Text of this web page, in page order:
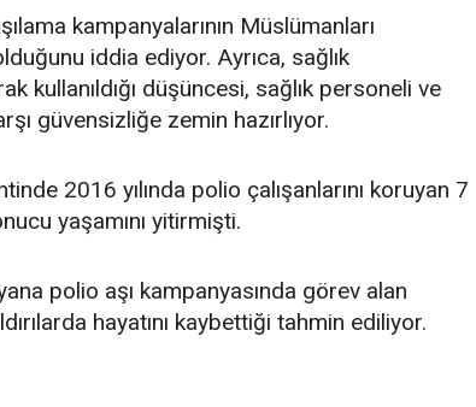
kampanyalarının Müslümanları
iddia ediyor. Ayrıca, sağlık
kullanıldığı düşüncesi, sağlık personeli ve
güvensizliğe zemin hazırlıyor.
2016 yılında polio çalışanlarını koruyan 7
yaşamını yitirmişti.
polio aşı kampanyasında görev alan
hayatını kaybettiği tahmin ediliyor.